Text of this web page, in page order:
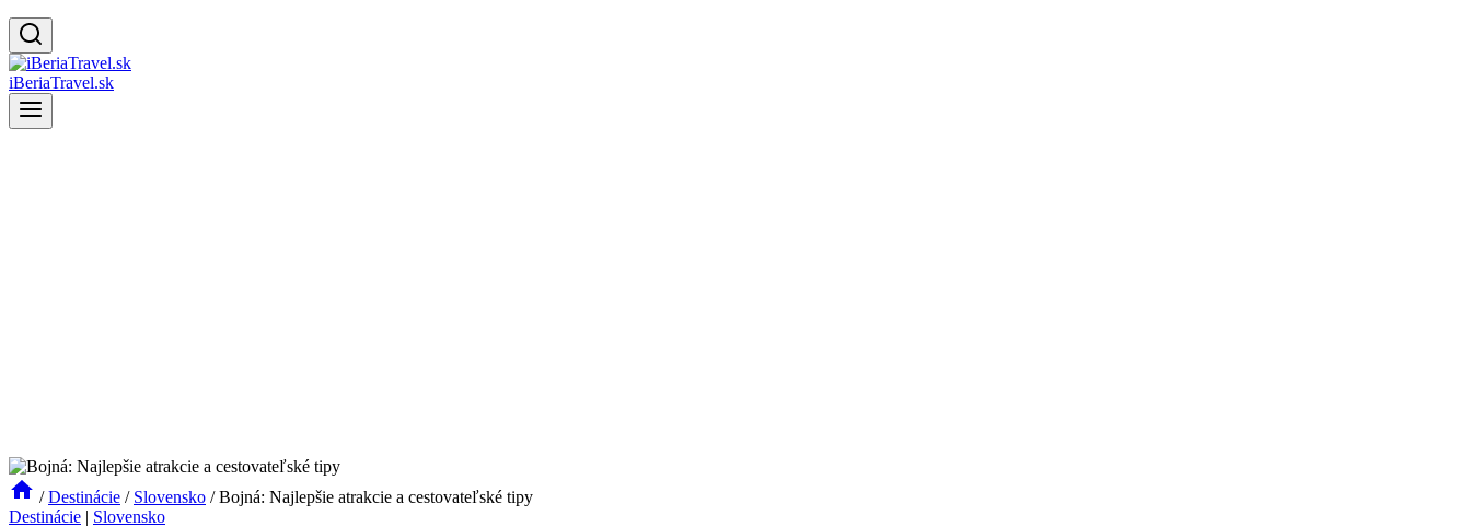
iBeriaTravel.sk
/ Destinácie / Slovensko / Bojná: Najlepšie atrakcie a cestovateľské tipy
Destinácie | Slovensko